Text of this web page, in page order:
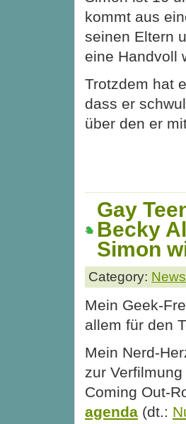
kommt aus
seinen Eltern
eine Handvoll
Trotzdem hat
dass er
über den er
Gay
Becky
Simon
Category: News
Mein Geek-
allem für den
Mein Nerd-
zur
Coming Out-
agenda (dt.: